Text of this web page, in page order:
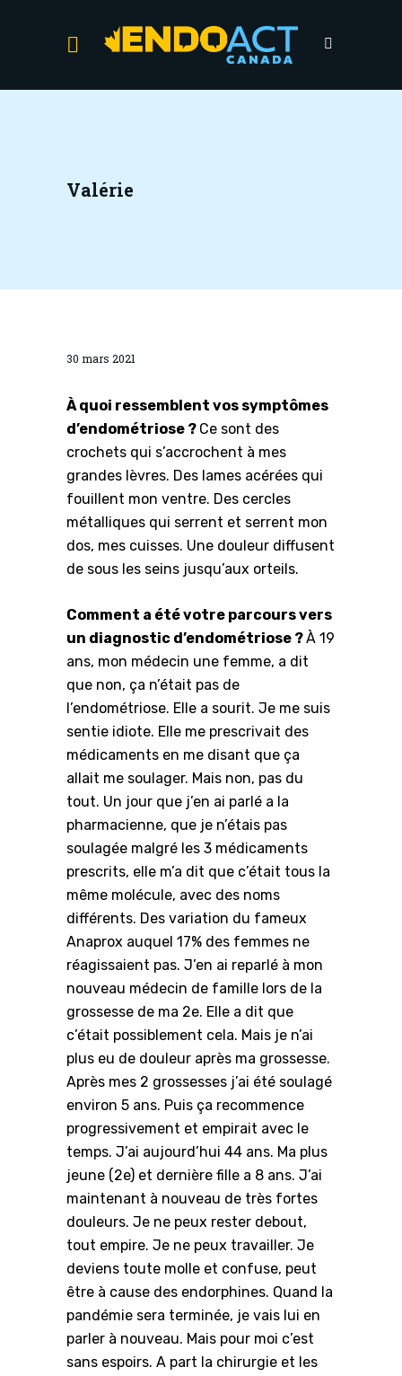
Valérie
30 mars 2021
À quoi ressemblent vos symptômes
d’endométriose ? Ce sont des
crochets qui s’accrochent à mes
grandes lèvres. Des lames acérées qui
fouillent mon ventre. Des cercles
métalliques qui serrent et serrent mon
dos, mes cuisses. Une douleur diffusent
de sous les seins jusqu’aux orteils.
Comment a été votre parcours vers
un diagnostic d’endométriose ?À 19
ans, mon médecin une femme, a dit
que non, ça n’était pas de
l’endométriose. Elle a sourit. Je me suis
sentie idiote. Elle me prescrivait des
médicaments en me disant que ça
allait me soulager. Mais non, pas du
tout. Un jour que j’en ai parlé a la
pharmacienne, que je n’étais pas
soulagée malgré les 3 médicaments
prescrits, elle m’a dit que c’était tous la
même molécule, avec des noms
différents. Des variation du fameux
Anaprox auquel 17% des femmes ne
réagissaient pas. J’en ai reparlé à mon
nouveau médecin de famille lors de la
grossesse de ma 2e. Elle a dit que
c’était possiblement cela. Mais je n’ai
plus eu de douleur après ma grossesse.
Après mes 2 grossesses j’ai été soulagé
environ 5 ans. Puis ça recommence
progressivement et empirait avec le
temps. J’ai aujourd’hui 44 ans. Ma plus
jeune (2e) et dernière fille a 8 ans. J’ai
maintenant à nouveau de très fortes
douleurs. Je ne peux rester debout,
tout empire. Je ne peux travailler. Je
deviens toute molle et confuse, peut
être à cause des endorphines. Quand la
pandémie sera terminée, je vais lui en
parler à nouveau. Mais pour moi c’est
sans espoirs. A part la chirurgie et les